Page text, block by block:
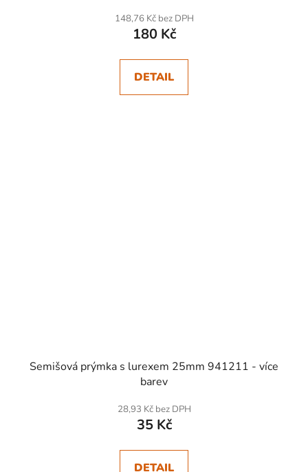
148,76 Kč bez DPH
180 Kč
DETAIL
Semišová prýmka s lurexem 25mm 941211 - více
barev
28,93 Kč bez DPH
35 Kč
DETAIL